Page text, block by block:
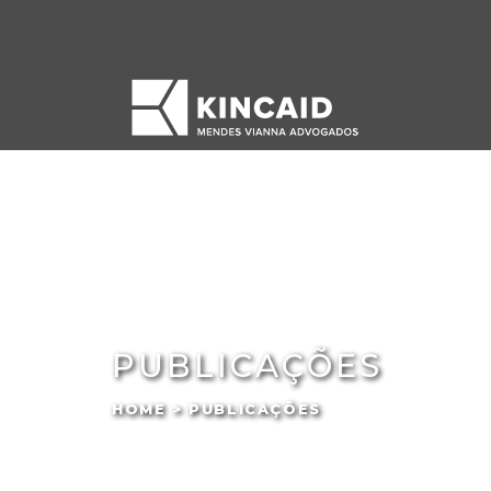
PUBLICAÇÕES
HOME > PUBLICAÇÕES